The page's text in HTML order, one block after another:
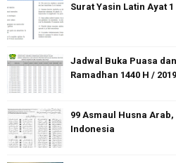
Surat Yasin Latin Ayat
Jadwal Buka Puasa
Ramadhan 1440 H /
99 Asmaul Husna
Indonesia